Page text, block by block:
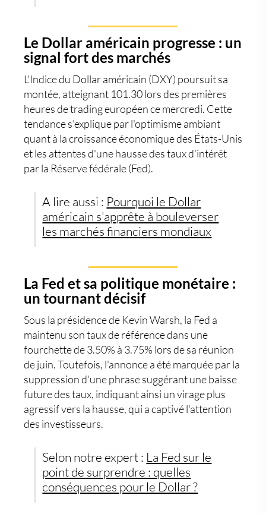
Le Dollar américain progresse : un
signal fort des marchés
L'Indice du Dollar américain (DXY) poursuit sa
montée, atteignant 101.30 lors des premières
heures de trading européen ce mercredi. Cette
tendance s'explique par l'optimisme ambiant
quant à la croissance économique des États-Unis
et les attentes d'une hausse des taux d'intérêt
par la Réserve fédérale (Fed).
A lire aussi : Pourquoi le Dollar
américain s'apprête à bouleverser
les marchés financiers mondiaux
La Fed et sa politique monétaire :
un tournant décisif
Sous la présidence de Kevin Warsh, la Fed a
maintenu son taux de référence dans une
fourchette de 3.50% à 3.75% lors de sa réunion
de juin. Toutefois, l'annonce a été marquée par la
suppression d'une phrase suggérant une baisse
future des taux, indiquant ainsi un virage plus
agressif vers la hausse, qui a captivé l'attention
des investisseurs.
Selon notre expert : La Fed sur le
point de surprendre : quelles
conséquences pour le Dollar ?